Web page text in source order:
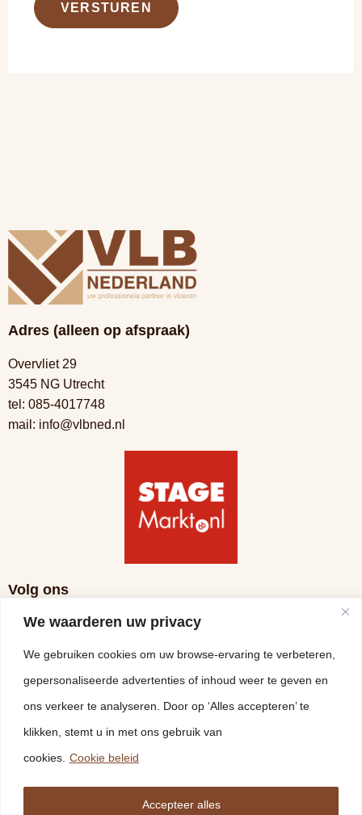
We waarderen uw privacy
We gebruiken cookies om uw browse-ervaring te verbeteren,
gepersonaliseerde advertenties of inhoud weer te geven en
ons verkeer te analyseren. Door op ‘Alles accepteren’ te
klikken, stemt u in met ons gebruik van
cookies. Cookie beleid
Accepteer alles
VERSTUREN
Adres (alleen op afspraak)
Overvliet 29
3545 NG Utrecht
tel: 085-4017748
mail: info@vlbned.nl
Volg ons
© 2026 Vloeren Leg Bedrijf Nederland B.V. - Ontwikkeld